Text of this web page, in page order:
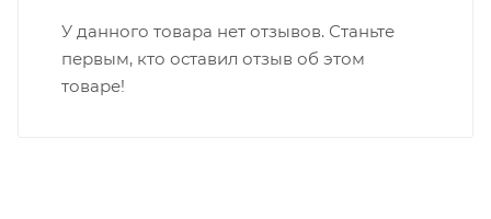
У данного товара нет отзывов. Станьте
первым, кто оставил отзыв об этом
товаре!